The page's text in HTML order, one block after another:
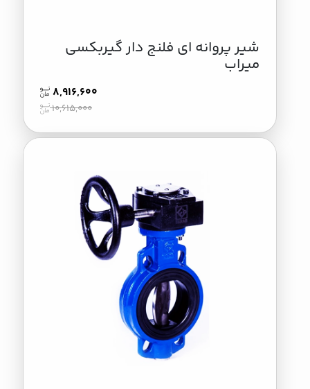
شیر پروانه ای فلنج دار گیربکسی
میراب
8,916,600
10,615,000